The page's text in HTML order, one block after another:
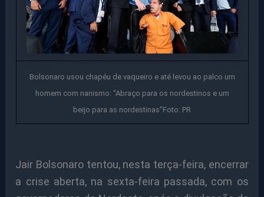
Bolsonaro usou chapéu de vaqueiro e até levou ao palco um
homem com nanismo: “Abraço para os nordestinos e um
beijo para as nordestinas”Foto: PR
Jair Bolsonaro tentou, nesta terça-feira, encerrar
a crise aberta, na sexta-feira passada, com os